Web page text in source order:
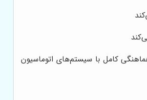
کامل با سیستم‌های اتوماسیون